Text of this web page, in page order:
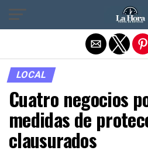
LOCAL
Cuatro negocios
medidas de
clausurados
Salir de la